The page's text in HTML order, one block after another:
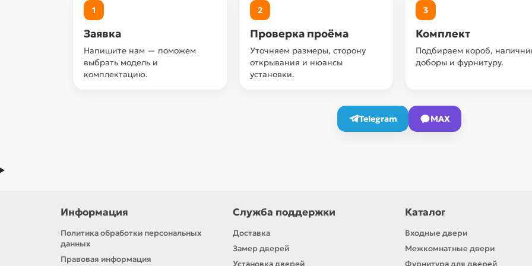
1
Заявка
Напишите нам — поможем
выбрать модель и
комплектацию.
2
Проверка проёма
Уточняем размеры, сторону
открывания и нюансы
установки.
3
Комплект
Подбираем короб,
доборы и фурнитуру.
Telegram MAX
Информация
Политика обработки персональных
данных
Правовая информация
Служба поддержки
Доставка
Замер дверей
Каталог
Входные двери
Межкомнатные двери